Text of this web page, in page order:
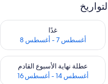
7
غدًا
أغسطس 7 - أغسطس 8
تحقق من مدى التوفر لغد للفترة أغسطس
للفترة أغسطس 7 - أغسطس 9
عطلة نهاية الأسبوع القادم
أغسطس 14 - أغسطس 16
تحقق من مدى التوفر لعطلة نهاية